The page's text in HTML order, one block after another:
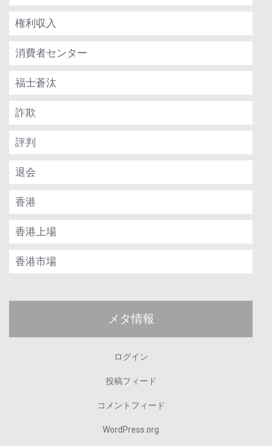
権利収入
消費者センター
福士蒼汰
詐欺
評判
退会
香港
香港上場
香港市場
メタ情報
ログイン
投稿フィード
コメントフィード
WordPress.org